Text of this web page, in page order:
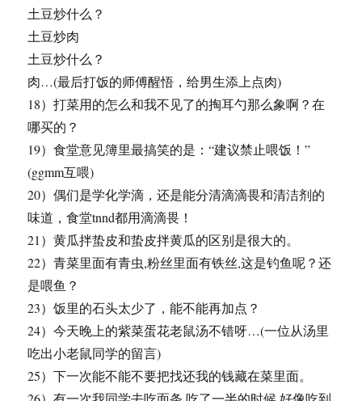
土豆炒什么？
土豆炒肉
土豆炒什么？
肉…(最后打饭的师傅醒悟，给男生添上点肉)
18）打菜用的怎么和我不见了的掏耳勺那么象啊？在
哪买的？
19）食堂意见簿里最搞笑的是：“建议禁止喂饭！”
(ggmm互喂)
20）偶们是学化学滴，还是能分清滴滴畏和清洁剂的
味道，食堂tnnd都用滴滴畏！
21）黄瓜拌蛰皮和蛰皮拌黄瓜的区别是很大的。
22）青菜里面有青虫,粉丝里面有铁丝,这是钓鱼呢？还
是喂鱼？
23）饭里的石头太少了，能不能再加点？
24）今天晚上的紫菜蛋花老鼠汤不错呀…(一位从汤里
吃出小老鼠同学的留言)
25）下一次能不能不要把找还我的钱藏在菜里面。